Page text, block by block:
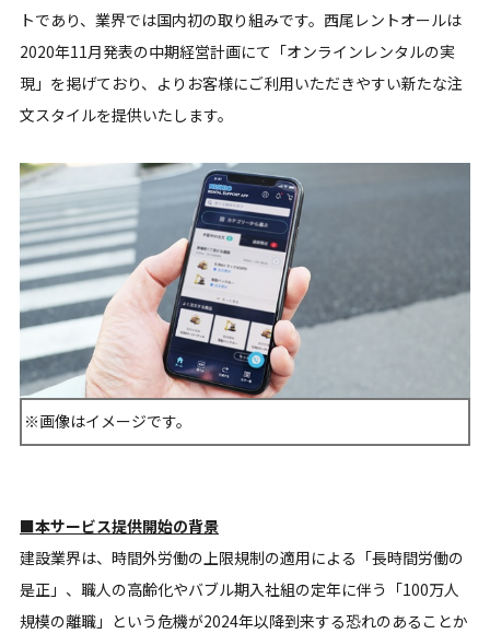
トであり、業界では国内初の取り組みです。西尾レントオールは
2020年11月発表の中期経営計画にて「オンラインレンタルの実
現」を掲げており、よりお客様にご利用いただきやすい新たな注
文スタイルを提供いたします。
※画像はイメージです。
■本サービス提供開始の背景
建設業界は、時間外労働の上限規制の適用による「長時間労働の
是正」、職人の高齢化やバブル期入社組の定年に伴う「100万人
規模の離職」という危機が2024年以降到来する恐れのあることか